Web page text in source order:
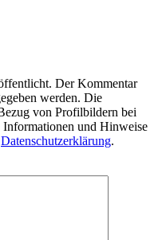
Der Kommentar
werden. Die
von Profilbildern bei
Informationen und Hinweise
Datenschutzerklärung.